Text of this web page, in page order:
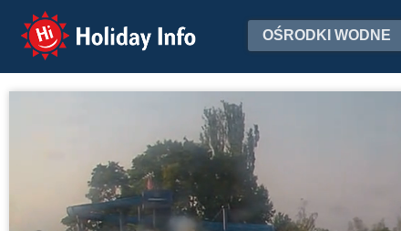
Holiday Info OŚRODKI WODNE